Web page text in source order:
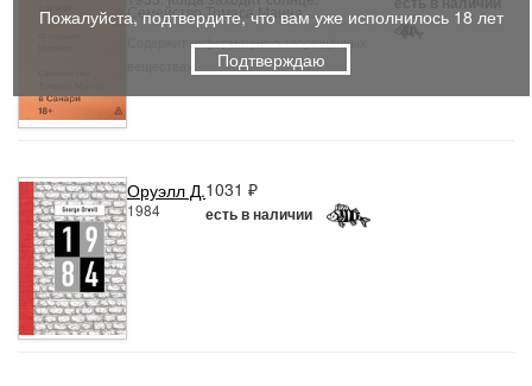
Семейство Томаса Манна …
Содержит информацию о запрещённых
Оруэлл Д.
1984
1031 ₽
есть в наличии
Пожалуйста, подтвердите, что вам уже исполнилось 18 лет
Подтверждаю